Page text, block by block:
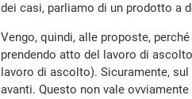
dei casi, parliamo di un prodotto a
Vengo, quindi, alle proposte,
prendendo atto del lavoro di
lavoro di ascolto). Sicuramente,
avanti. Questo non vale